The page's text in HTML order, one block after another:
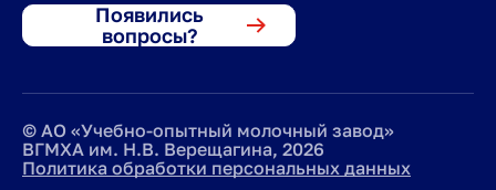
Появились
вопросы?
© АО «Учебно-опытный молочный завод»
ВГМХА им. Н.В. Верещагина, 2026
Политика обработки персональных данных